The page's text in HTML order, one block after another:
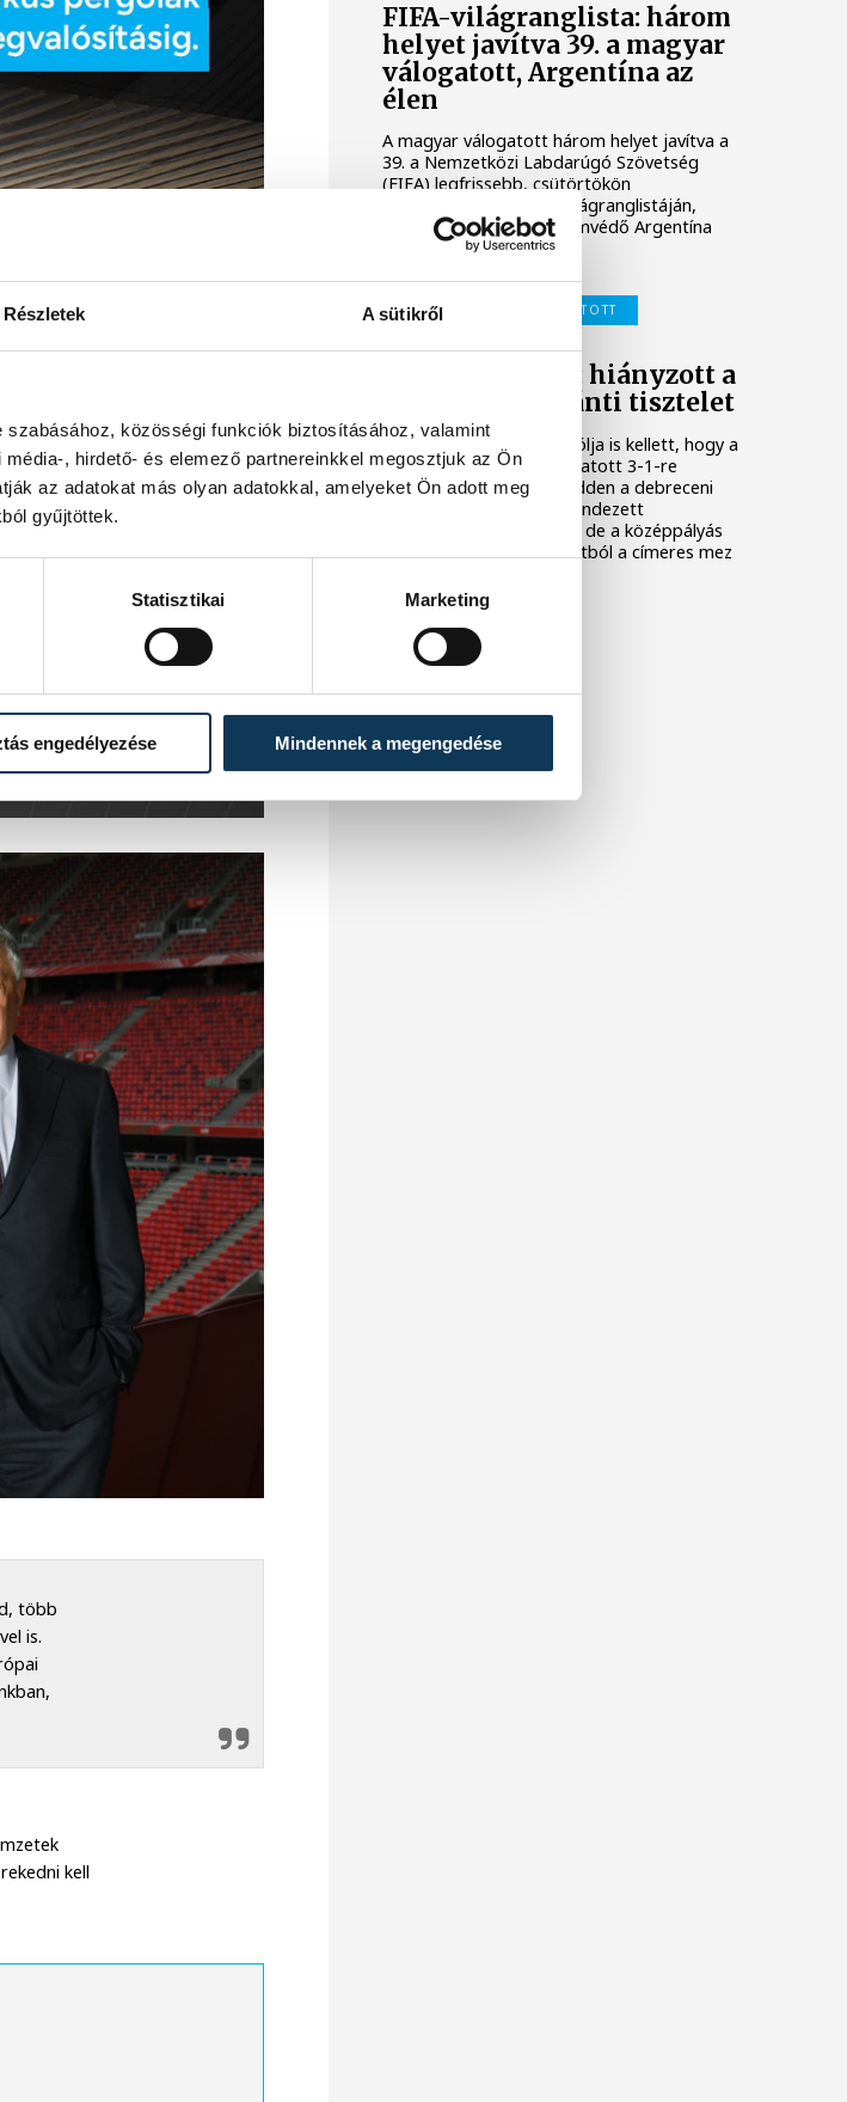
Részletek A sütikről
közösségi funkciók biztosításához, valamint
, hirdető- és elemező partnereinkkel megosztjuk az Ön
az adatokat más olyan adatokkal, amelyeket Ön adott meg
gyűjtöttek.
Statisztikai Marketing
engedélyezése Mindennek a megengedése
több
is.
kell
FIFA-világranglista: három
helyet javítva 39. a magyar
válogatott, Argentína az
élen
A magyar válogatott három helyet javítva a
39. a Nemzetközi Labdarúgó Szövetség
(FIFA) legfrissebb, csütörtökön
nyilvánosságra hozott világranglistáján,
amelyet a világbajnoki címvédő Argentína
MAGYAR LABDARÚGÓ-VÁLOGATOTT
Schäfer András: hiányzott a
címeres mez iránti tisztelet
Schäfer András bombagólja is kellett, hogy a
magyar labdarúgó-válogatott 3-1-re
legyőzze a kazahokat kedden a debreceni
Nagyerdei Stadionban rendezett
barátságos mérkőzésen, de a középpályás
szerint hiányzott a csapatból a címeres mez